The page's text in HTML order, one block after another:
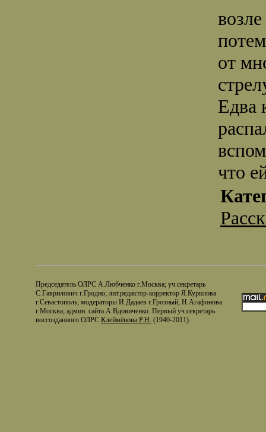
от
Едва
что
Председатель ОЛРС А.Любченко г.Москва; уч.секретарь
С.Гаврилович г.Гродно; лит.редактор-корректор Я.Курилова
г.Севастополь; модераторы И.Дадаев г.Грозный, Н.Агафонова
г.Москва; админ. сайта А.Вдовиченко. Первый уч.секретарь
воссозданного ОЛРС Клеймёнова Р.Н. (1940-2011).